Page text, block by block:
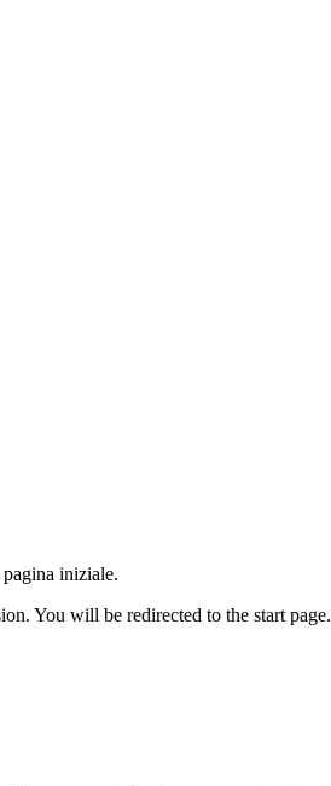
iniziale.
You will be redirected to the start page.